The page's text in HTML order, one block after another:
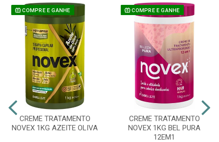
COMPRE E GANHE
CREME TRATAMENTO
NOVEX 1KG AZEITE OLIVA
COMPRE E GANHE
CREME TRATAMENTO
NOVEX 1KG BEL PURA
12EM1